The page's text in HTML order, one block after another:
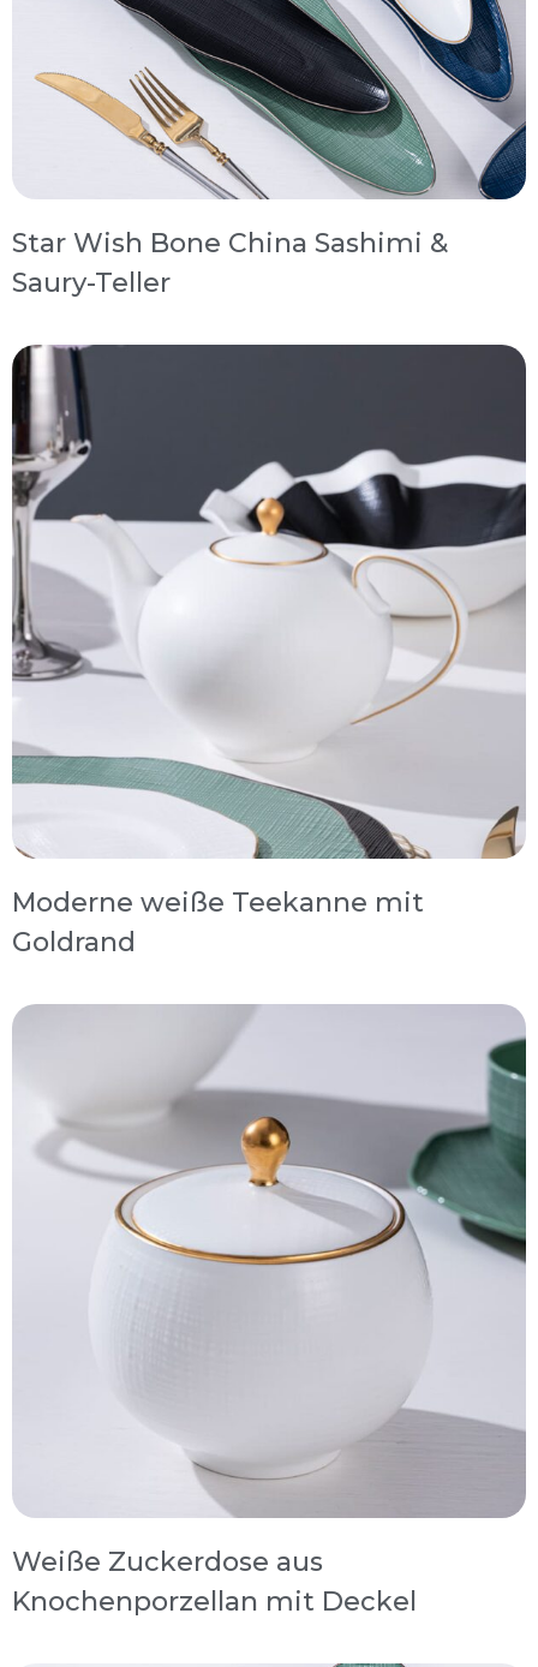
Star Wish Bone China Sashimi &
Saury-Teller
Moderne weiße Teekanne mit
Goldrand
Weiße Zuckerdose aus
Knochenporzellan mit Deckel